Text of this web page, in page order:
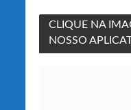
CLIQUE NA
NOSSO